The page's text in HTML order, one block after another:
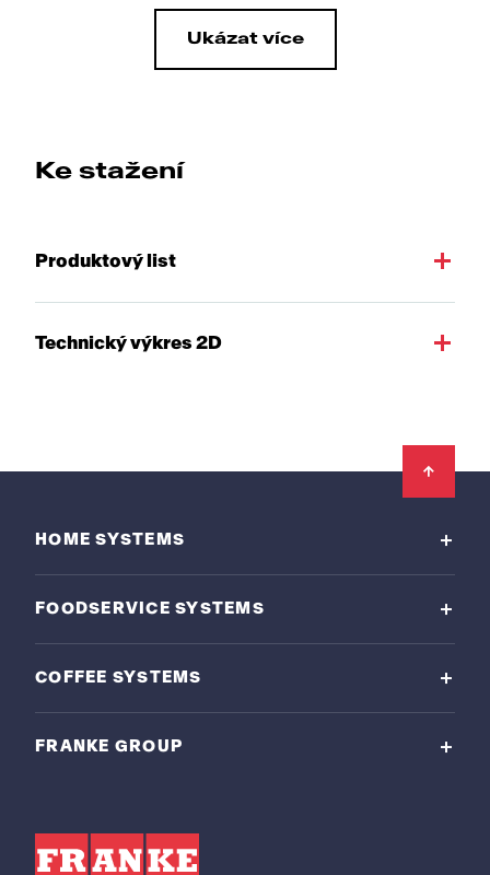
Ukázat více
Ke stažení
Produktový list
Technický výkres 2D
HOME SYSTEMS
FOODSERVICE SYSTEMS
COFFEE SYSTEMS
FRANKE GROUP